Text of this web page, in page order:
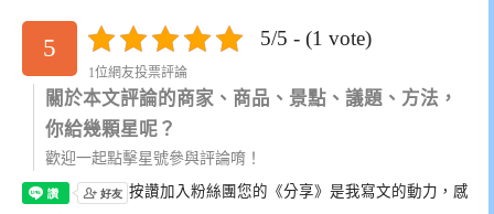
5 5/5 - (1 vote)
1位網友投票評論
關於本文評論的商家、商品、景點、議題、方法，
你給幾顆星呢？
歡迎一起點擊星號參與評論唷！
按讚加入粉絲團 您的《分享》是我寫文的動力，感